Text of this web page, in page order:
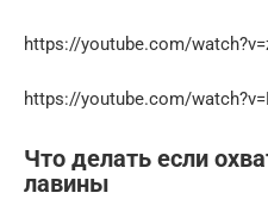
https://youtube.com/
https://youtube.com/
Что делать если
лавины